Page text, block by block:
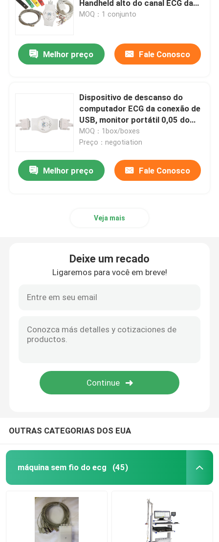
Holter Monitor Software
ECG Holter Recorder
Máquina do simulador de ECG
Handheld alto do canal ECG da
utilização 18
MOQ：1 conjunto
Melhor preço Fale Conosco
Dispositivo de descanso do
computador ECG da conexão de
USB, monitor portátil 0,05 do
ECG - 250Hz
MOQ：1box/boxes
Preço：negotiation
Melhor preço Fale Conosco
Veja mais
Deixe um recado
Ligaremos para você em breve!
OUTRAS CATEGORIAS DOS EUA
máquina sem fio do ecg (45)